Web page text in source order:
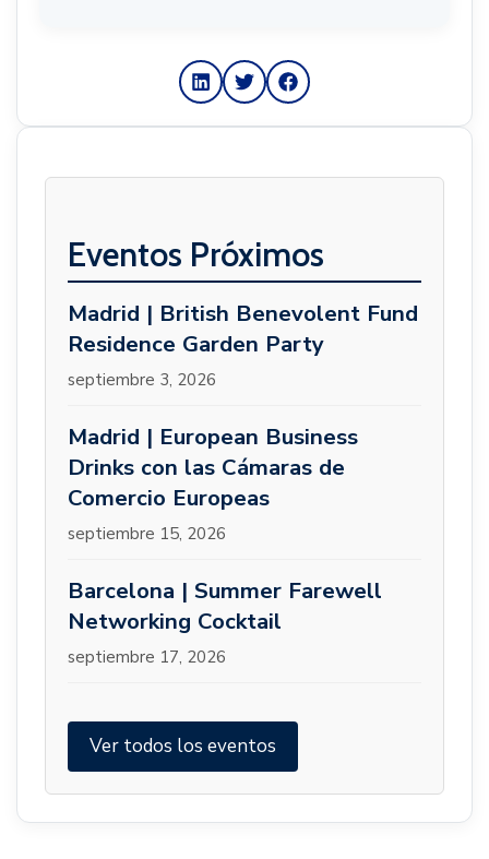
Eventos Próximos
Madrid | British Benevolent Fund
Residence Garden Party
septiembre 3, 2026
Madrid | European Business
Drinks con las Cámaras de
Comercio Europeas
septiembre 15, 2026
Barcelona | Summer Farewell
Networking Cocktail
septiembre 17, 2026
Ver todos los eventos